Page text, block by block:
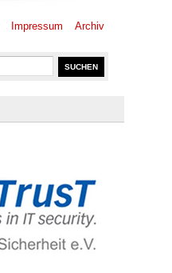
Impressum Archiv